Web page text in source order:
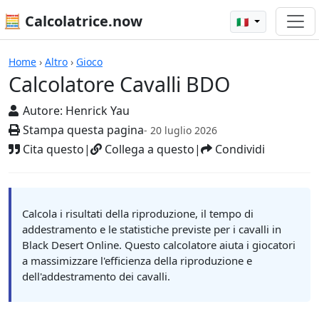
🧮 Calcolatrice.now 🇮🇹
Home › Altro › Gioco
Calcolatore Cavalli BDO
Autore: Henrick Yau
Stampa questa pagina- 20 luglio 2026
Cita questo| Collega a questo| Condividi
Calcolatrici
Calcola i risultati della riproduzione, il tempo di
addestramento e le statistiche previste per i cavalli in
Black Desert Online. Questo calcolatore aiuta i giocatori
a massimizzare l'efficienza della riproduzione e
dell'addestramento dei cavalli.